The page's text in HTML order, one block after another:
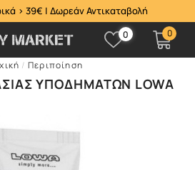
> 39€ | Δωρεάν Αντικαταβολή
0 0
/ Περιποίηση
ΥΠΟΔΗΜΆΤΩΝ LOWA